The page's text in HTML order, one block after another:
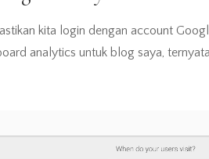
kita login dengan account
analytics untuk blog saya,